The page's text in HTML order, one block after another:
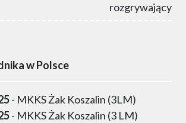
rozgrywający
w Polsce
- MKKS Żak Koszalin (3LM)
- MKKS Żak Koszalin (3 LM)